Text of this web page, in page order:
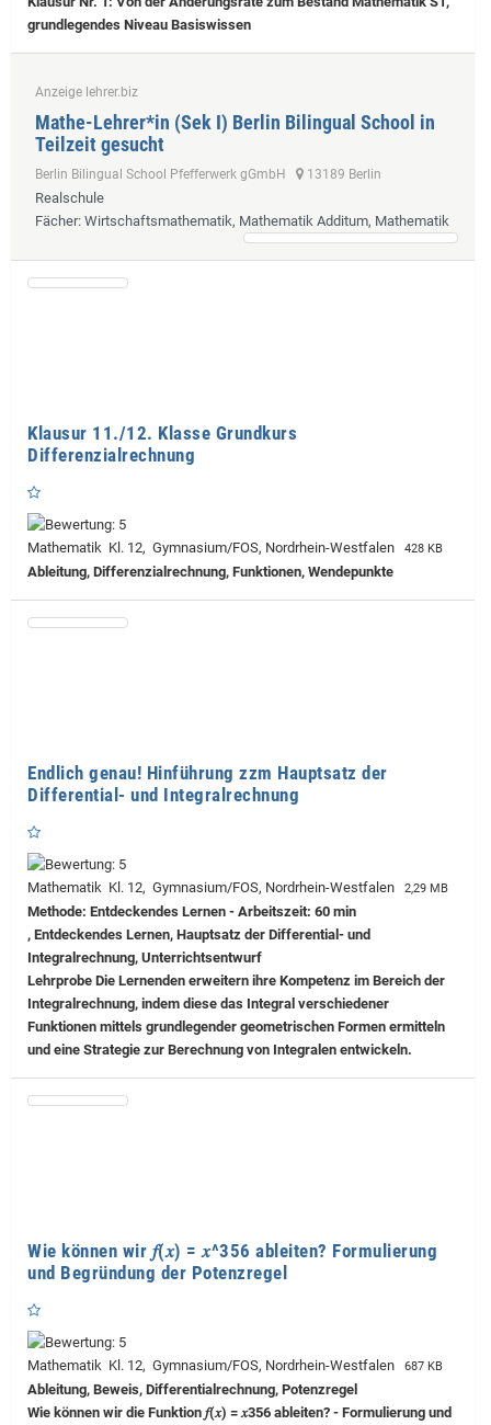
grundlegendes Niveau Basiswissen
Anzeige lehrer.biz
Mathe-Lehrer*in (Sek I) Berlin Bilingual School in
Teilzeit gesucht
Berlin Bilingual School Pfefferwerk gGmbH 13189 Berlin
Realschule
Fächer: Wirtschaftsmathematik, Mathematik Additum, Mathematik
Klausur 11./12. Klasse Grundkurs
Differenzialrechnung
Mathematik Kl. 12, Gymnasium/FOS, Nordrhein-Westfalen 428 KB
Ableitung, Differenzialrechnung, Funktionen, Wendepunkte
Endlich genau! Hinführung zzm Hauptsatz der
Differential- und Integralrechnung
Mathematik Kl. 12, Gymnasium/FOS, Nordrhein-Westfalen 2,29 MB
Methode: Entdeckendes Lernen - Arbeitszeit: 60 min
, Entdeckendes Lernen, Hauptsatz der Differential- und
Integralrechnung, Unterrichtsentwurf
Lehrprobe Die Lernenden erweitern ihre Kompetenz im Bereich der
Integralrechnung, indem diese das Integral verschiedener
Funktionen mittels grundlegender geometrischen Formen ermitteln
und eine Strategie zur Berechnung von Integralen entwickeln.
Wie können wir 𝑓(𝑥) = 𝑥^356 ableiten? Formulierung
und Begründung der Potenzregel
Mathematik Kl. 12, Gymnasium/FOS, Nordrhein-Westfalen 687 KB
Ableitung, Beweis, Differentialrechnung, Potenzregel
Wie können wir die Funktion 𝑓(𝑥) = 𝑥356 ableiten? - Formulierung und